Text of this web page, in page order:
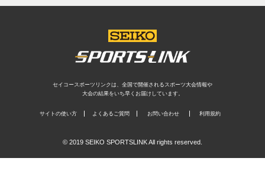
セイコースポーツリンクは、全国で開催されるスポーツ大会情報や
大会の結果をいち早くお届けしています。
サイトの使い方 よくあるご質問 お問い合わせ 利用規約
© 2019 SEIKO SPORTSLINK All rights reserved.